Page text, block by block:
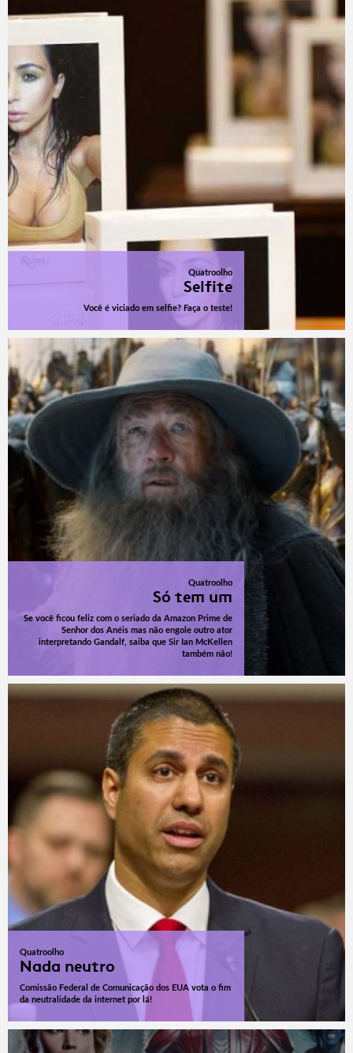
Quatroolho
Selfite
Você é viciado em selfie? Faça o teste!
Quatroolho
Só tem um
Se você ficou feliz com o seriado da Amazon Prime de
Senhor dos Anéis mas não engole outro ator
interpretando Gandalf, saiba que Sir Ian McKellen
também não!
Quatroolho
Nada neutro
Comissão Federal de Comunicação dos EUA vota o fim
da neutralidade da internet por lá!